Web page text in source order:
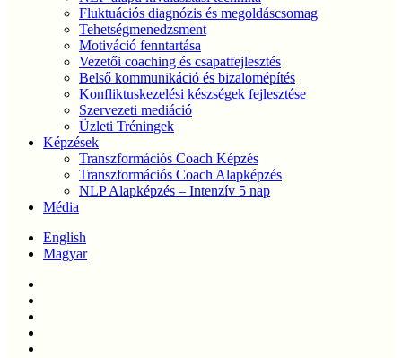
Fluktuációs diagnózis és megoldáscsomag
Tehetségmenedzsment
Motiváció fenntartása
Vezetői coaching és csapatfejlesztés
Belső kommunikáció és bizalomépítés
Konfliktuskezelési készségek fejlesztése
Szervezeti mediáció
Üzleti Tréningek
Képzések
Transzformációs Coach Képzés
Transzformációs Coach Alapképzés
NLP Alapképzés – Intenzív 5 nap
Média
English
Magyar